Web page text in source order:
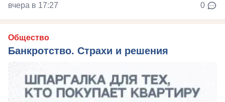
вчера в 17:27 0
Общество
Банкротство. Страхи и решения